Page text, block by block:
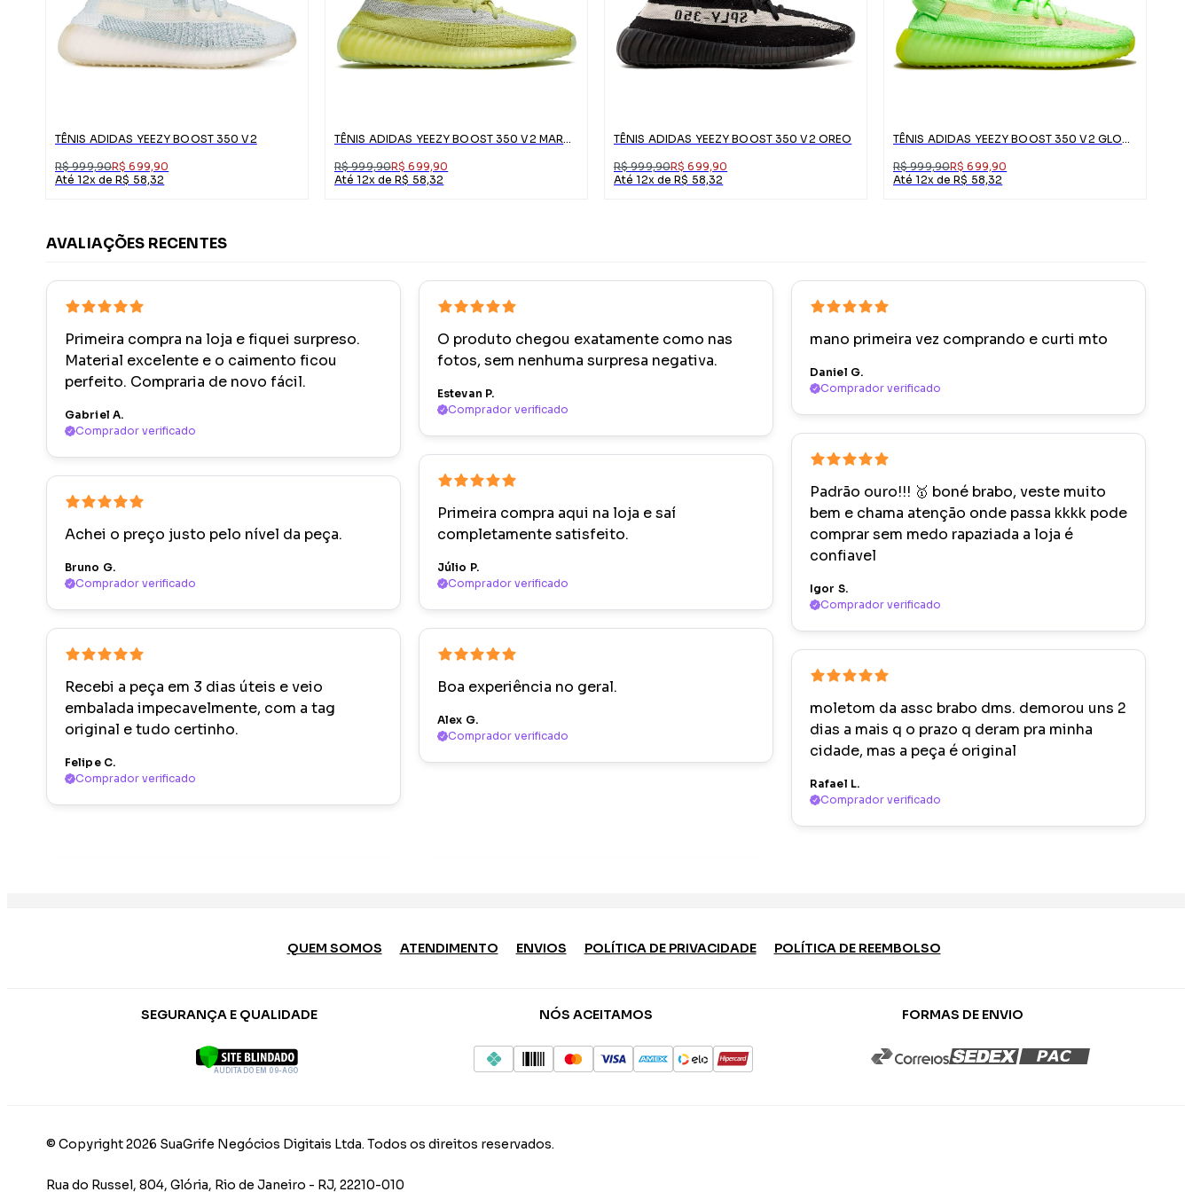
TÊNIS ADIDAS YEEZY BOOST 350 V2
R$ 999,90R$ 699,90
Até 12x de R$ 58,32
R$ 999,90R$ 699,90
Até 12x de R$ 58,32
TÊNIS ADIDAS YEEZY BOOST 350 V2 OREO
R$ 999,90R$ 699,90
Até 12x de R$ 58,32
R$ 999,90R$ 699,90
Até 12x de R$ 58,32
AVALIAÇÕES RECENTES
Primeira compra na loja e fiquei surpreso.
Material excelente e o caimento ficou
perfeito. Compraria de novo fácil.
Gabriel A.
Comprador verificado
Achei o preço justo pelo nível da peça.
Bruno G.
Comprador verificado
Recebi a peça em 3 dias úteis e veio
embalada impecavelmente, com a tag
original e tudo certinho.
Felipe C.
Comprador verificado
O produto chegou exatamente como nas
fotos, sem nenhuma surpresa negativa.
Estevan P.
Comprador verificado
Primeira compra aqui na loja e saí
completamente satisfeito.
Júlio P.
Comprador verificado
Boa experiência no geral.
Alex G.
Comprador verificado
mano primeira vez comprando e curti mto
Daniel G.
Comprador verificado
Padrão ouro!!! 🥇 boné brabo, veste muito
bem e chama atenção onde passa kkkk pode
comprar sem medo rapaziada a loja é
confiavel
Igor S.
Comprador verificado
moletom da assc brabo dms. demorou uns 2
dias a mais q o prazo q deram pra minha
cidade, mas a peça é original
Rafael L.
Comprador verificado
QUEM SOMOS ATENDIMENTO ENVIOS POLÍTICA DE PRIVACIDADE POLÍTICA DE REEMBOLSO
SEGURANÇA E QUALIDADE
AUDITADO EM 09-AGO
NÓS ACEITAMOS FORMAS DE ENVIO
© Copyright 2026 SuaGrife Negócios Digitais Ltda. Todos os direitos reservados.
Rua do Russel, 804, Glória, Rio de Janeiro - RJ, 22210-010